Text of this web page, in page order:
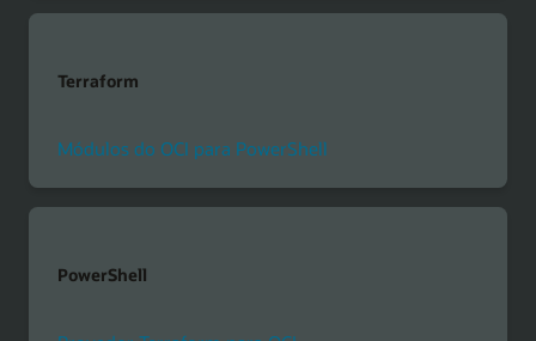
Terraform
Módulos do OCI para PowerShell
PowerShell